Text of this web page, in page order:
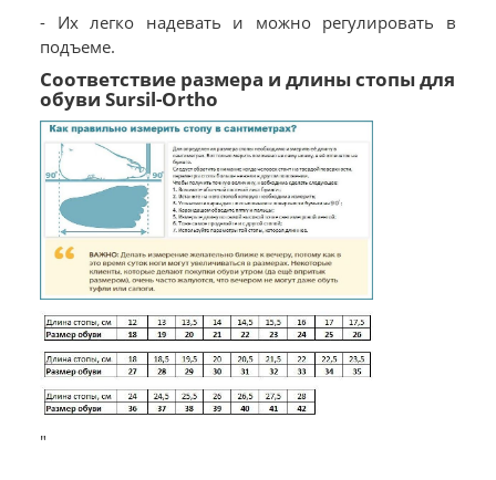
- Их легко надевать и можно регулировать в
подъеме.
Соответствие размера и длины стопы для
обуви Sursil-Ortho
"